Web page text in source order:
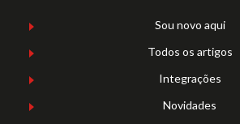
Sou novo aqui
Todos os artigos
Integrações
Novidades